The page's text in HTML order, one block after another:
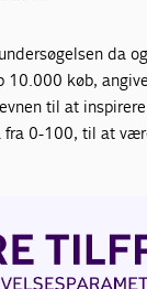
da
10.000 køb,
til at
fra 0-100, til at